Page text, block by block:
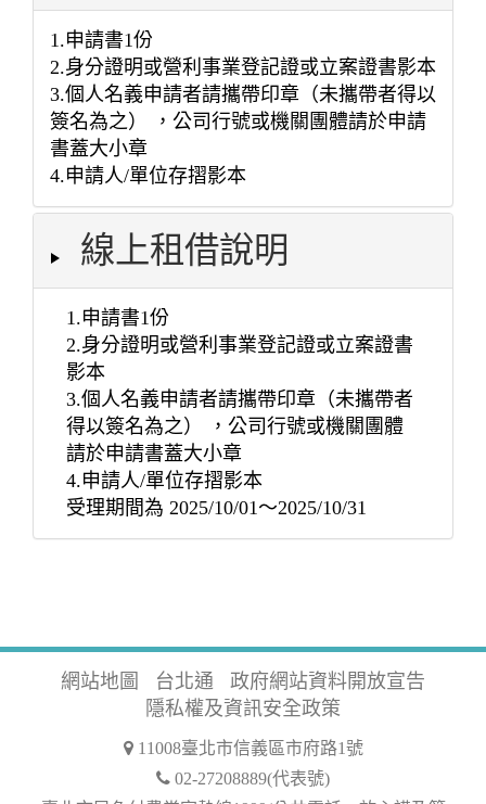
1.申請書1份
2.身分證明或營利事業登記證或立案證書影本
3.個人名義申請者請攜帶印章（未攜帶者得以
簽名為之） ，公司行號或機關團體請於申請
書蓋大小章
4.申請人/單位存摺影本
線上租借說明
1.申請書1份
2.身分證明或營利事業登記證或立案證書
影本
3.個人名義申請者請攜帶印章（未攜帶者
得以簽名為之） ，公司行號或機關團體
請於申請書蓋大小章
4.申請人/單位存摺影本
受理期間為 2025/10/01～2025/10/31
網站地圖 台北通
政府網站資料開放宣告
隱私權及資訊安全政策
11008臺北市信義區市府路1號
02-27208889(代表號)